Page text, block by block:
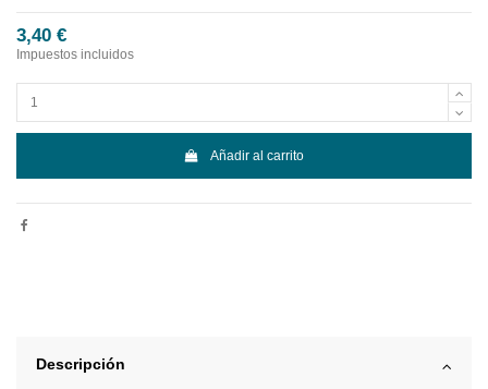
3,40 €
Impuestos incluidos
Añadir al carrito
Descripción